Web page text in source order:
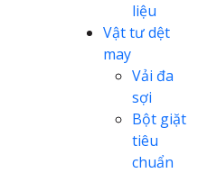
liệu
Vật tư dệt
may
Vải đa
sợi
Bột giặt
tiêu
chuẩn